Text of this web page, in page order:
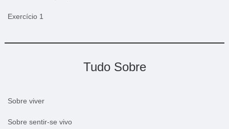
Exercício 1
Tudo Sobre
Sobre viver
Sobre sentir-se vivo